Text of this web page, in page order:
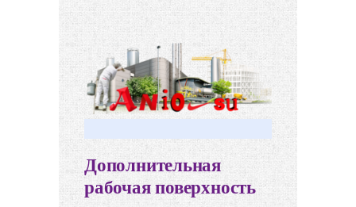
Дополнительная
рабочая поверхность